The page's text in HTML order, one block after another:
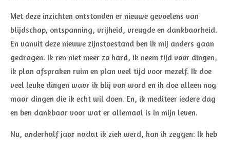
Met deze inzichten ontstonden er nieuwe gevoelens van
blijdschap, ontspanning, vrijheid, vreugde en dankbaarheid.
En vanuit deze nieuwe zijnstoestand ben ik mij anders gaan
gedragen. Ik ren niet meer zo hard, ik neem tijd voor dingen,
ik plan afspraken ruim en plan veel tijd voor mezelf. Ik doe
veel leuke dingen waar ik blij van word en ik doe alleen nog
maar dingen die ik echt wil doen. En, ik mediteer iedere dag
en ben dankbaar voor wat er allemaal is in mijn leven.
Nu, anderhalf jaar nadat ik ziek werd, kan ik zeggen: Ik heb